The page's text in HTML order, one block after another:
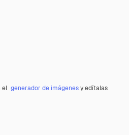
el generador de imágenesy edítalas